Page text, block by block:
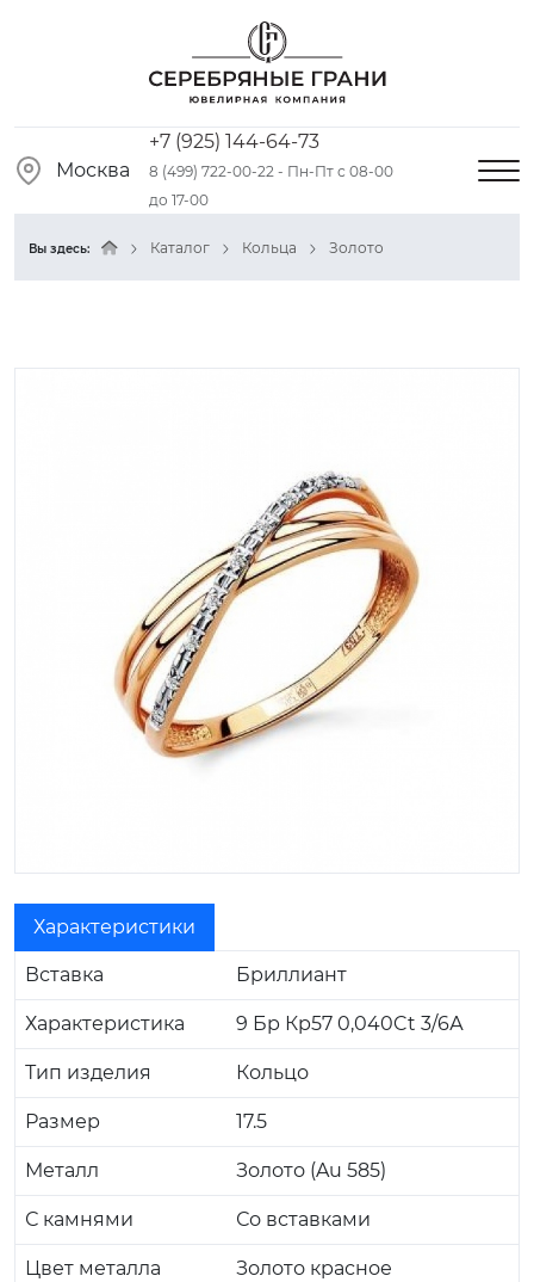
Москва
+7 (925) 144-64-73
8 (499) 722-00-22 - Пн-Пт с 08-00
до 17-00
Вы здесь: Каталог Кольца Золото
Характеристики
Вставка Бриллиант
Характеристика 9 Бр Кр57 0,040Ct 3/6А
Тип изделия Кольцо
Размер 17.5
Металл Золото (Au 585)
С камнями Со вставками
Цвет металла Золото красное